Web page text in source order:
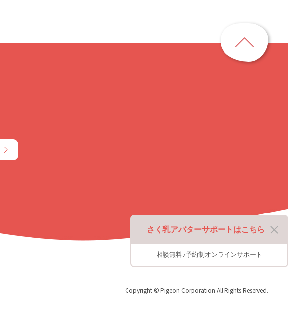
Copyright © Pigeon Corporation All Rights Reserved.
ジ
さく乳アバターサポートはこちら
相談無料♪予約制オンラインサポート